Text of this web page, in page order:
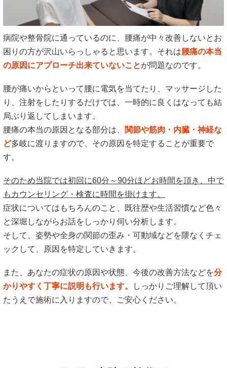
病院や整骨院に通っているのに、腰痛が中々改善しないとお
困りの方が沢山いらっしゃると思います。それは腰痛の本当
の原因にアプローチ出来ていないことが問題なのです。
腰が痛いからといって腰に電気を当てたり、マッサージした
り、注射をしたりするだけでは、一時的に良くはなっても結
局ぶり返してしまいます。
腰痛の本当の原因となる部分は、
関節や筋肉・内臓・神経な
ど多岐に渡りますので、その原因を特定することが重要で
す。
そのため当院では初回に60分～90分ほどお時間を頂き、中で
もカウンセリング・検査に時間を掛けます。
症状についてはもちろんのこと、既往歴や生活習慣など色々
と深堀しながらお話をしっかり伺い分析します。
そして、姿勢や全身の関節の歪み・可動域などを隈なくチェ
ックして、原因を特定していきます。
また、あなたの症状の原因や状態、今後の改善方法などを分
かりやすく丁寧に説明も行います。
しっかりご理解して頂い
たうえで施術に入りますので、ご安心ください。